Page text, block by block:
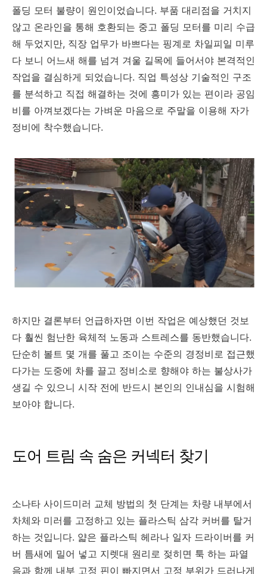
폴딩 모터 불량이 원인이었습니다. 부품 대리점을 거치지
않고 온라인을 통해 호환되는 중고 폴딩 모터를 미리 수급
해 두었지만, 직장 업무가 바쁘다는 핑계로 차일피일 미루
다 보니 어느새 해를 넘겨 겨울 길목에 들어서야 본격적인
작업을 결심하게 되었습니다. 직업 특성상 기술적인 구조
를 분석하고 직접 해결하는 것에 흥미가 있는 편이라 공임
비를 아껴보겠다는 가벼운 마음으로 주말을 이용해 자가
정비에 착수했습니다.
하지만 결론부터 언급하자면 이번 작업은 예상했던 것보
다 훨씬 험난한 육체적 노동과 스트레스를 동반했습니다.
단순히 볼트 몇 개를 풀고 조이는 수준의 경정비로 접근했
다가는 도중에 차를 끌고 정비소로 향해야 하는 불상사가
생길 수 있으니 시작 전에 반드시 본인의 인내심을 시험해
보아야 합니다.
도어 트림 속 숨은 커넥터 찾기
소나타 사이드미러 교체 방법의 첫 단계는 차량 내부에서
차체와 미러를 고정하고 있는 플라스틱 삼각 커버를 탈거
하는 것입니다. 얇은 플라스틱 헤라나 일자 드라이버를 커
버 틈새에 밀어 넣고 지렛대 원리로 젖히면 툭 하는 파열
음과 함께 내부 고정 핀이 빠지면서 고정 부위가 드러나게